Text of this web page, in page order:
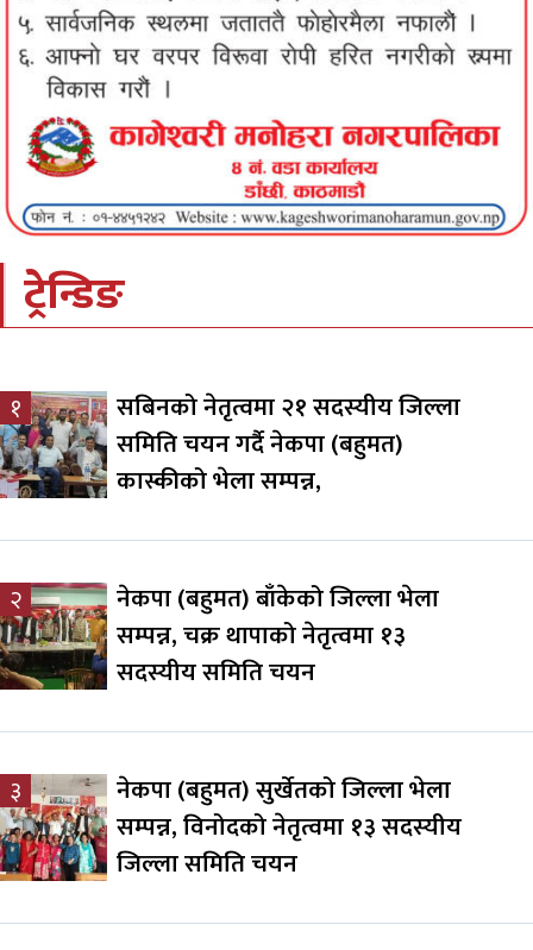
ट्रेन्डिङ
१
सबिनको नेतृत्वमा २१ सदस्यीय जिल्ला
समिति चयन गर्दै नेकपा (बहुमत)
कास्कीको भेला सम्पन्न,
२
नेकपा (बहुमत) बाँकेको जिल्ला भेला
सम्पन्न, चक्र थापाको नेतृत्वमा १३
सदस्यीय समिति चयन
३
नेकपा (बहुमत) सुर्खेतको जिल्ला भेला
सम्पन्न, विनोदको नेतृत्वमा १३ सदस्यीय
जिल्ला समिति चयन